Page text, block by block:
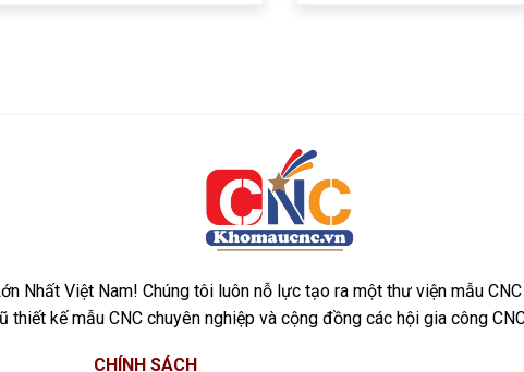
Nhất Việt Nam! Chúng tôi luôn nỗ lực tạo ra một thư viện mẫu
thiết kế mẫu CNC chuyên nghiệp và cộng đồng các hội gia công
CHÍNH SÁCH